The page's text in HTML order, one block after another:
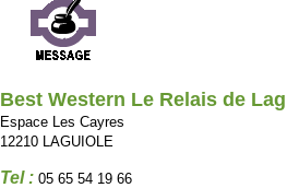
Best Western Le Relais de
Espace Les Cayres
12210 LAGUIOLE
Tel : 05 65 54 19 66